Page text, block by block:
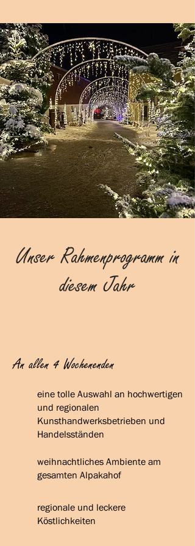
Unser Rahmenprogramm in
diesem Jahr
An allen 4 Wochenenden
eine tolle Auswahl an hochwertigen
und regionalen
Kunsthandwerksbetrieben und
Handelsständen
weihnachtliches Ambiente am
gesamten Alpakahof
regionale und leckere
Köstlichkeiten